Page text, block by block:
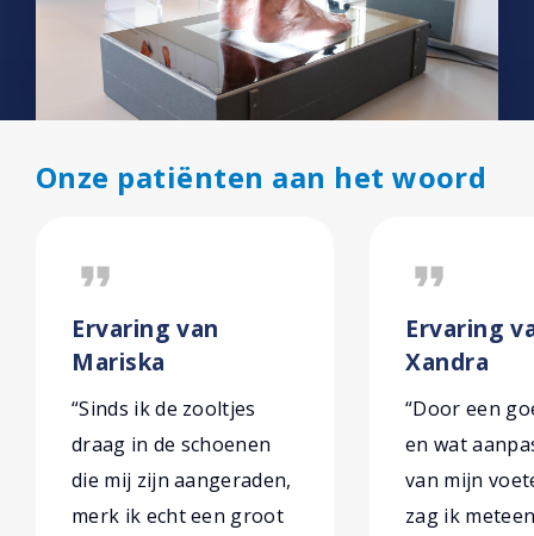
Onze patiënten aan het woord
format_quote
Ervaring van
Mariska
“Sinds ik de zooltjes
draag in de schoenen
die mij zijn aangeraden,
merk ik echt een groot
format_quote
Ervaring
Xandra
“Door een
en wat
van mijn
zag ik